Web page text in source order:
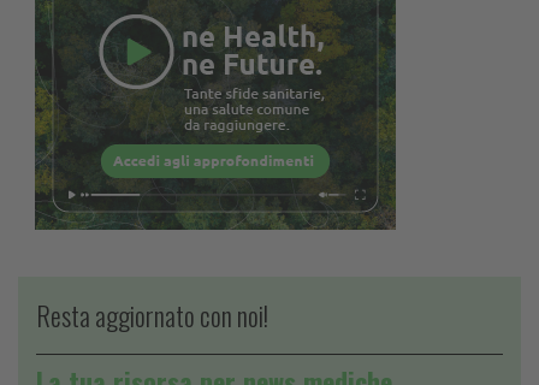
Resta aggiornato con noi!